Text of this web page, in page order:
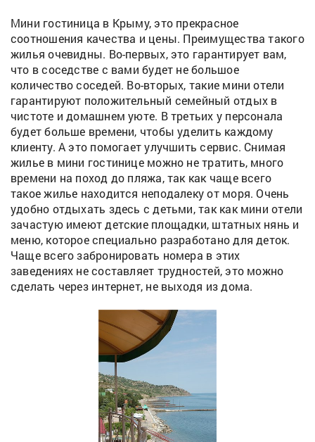
Мини гостиница в Крыму, это прекрасное
соотношения качества и цены. Преимущества такого
жилья очевидны. Во-первых, это гарантирует вам,
что в соседстве с вами будет не большое
количество соседей. Во-вторых, такие мини отели
гарантируют положительный семейный отдых в
чистоте и домашнем уюте. В третьих у персонала
будет больше времени, чтобы уделить каждому
клиенту. А это помогает улучшить сервис. Снимая
жилье в мини гостинице можно не тратить, много
времени на поход до пляжа, так как чаще всего
такое жилье находится неподалеку от моря. Очень
удобно отдыхать здесь с детьми, так как мини отели
зачастую имеют детские площадки, штатных нянь и
меню, которое специально разработано для деток.
Чаще всего забронировать номера в этих
заведениях не составляет трудностей, это можно
сделать через интернет, не выходя из дома.